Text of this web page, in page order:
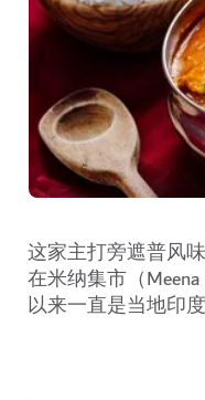
这家主打旁遮普风
在米纳集市（
以来一直是当地印